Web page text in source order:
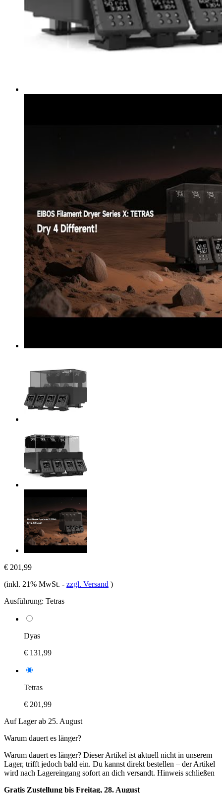
€ 201,99
(inkl. 21% MwSt. - zzgl. Versand )
Ausführung: Tetras
Dyas
€ 131,99
Tetras
€ 201,99
Auf Lager ab 25. August
Warum dauert es länger?
Warum dauert es länger? Dieser Artikel ist aktuell nicht in unserem
Lager, trifft jedoch bald ein. Du kannst direkt bestellen – der Artikel
wird nach Lagereingang sofort an dich versandt. Hinweis schließen
Gratis Zustellung bis Freitag, 28. August